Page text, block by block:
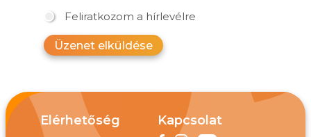
Feliratkozom a hírlevélre
Üzenet elküldése
Elérhetőség Kapcsolat